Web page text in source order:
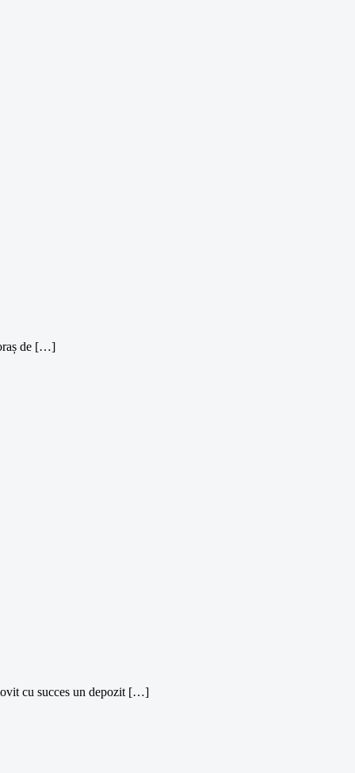
de […]
cu succes un depozit […]